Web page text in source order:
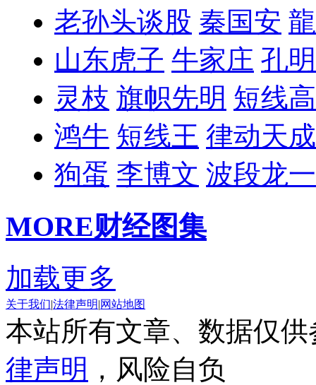
老孙头谈股 秦国安
山东虎子 牛家庄 孔
灵枝 旗帜先明 短线
鸿牛 短线王 律动天成
狗蛋 李博文 波段龙一
MORE财经图集
加载更多
关于我们|法律声明|网站地图
本站所有文章、数据仅
律声明 ，风险自负